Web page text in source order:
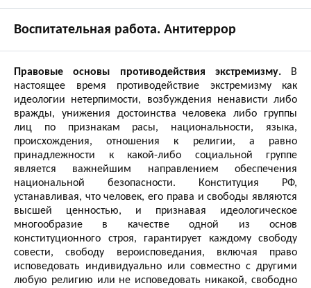
Воспитательная работа. Антитеррор
Правовые основы противодействия экстремизму.
В
настоящее время противодействие экстремизму как
идеологии нетерпимости, возбуждения ненависти либо
вражды, унижения достоинства человека либо группы
лиц по признакам расы, национальности, языка,
происхождения, отношения к религии, а равно
принадлежности к какой-либо социальной группе
является важнейшим направлением обеспечения
национальной безопасности. Конституция РФ,
устанавливая, что человек, его права и свободы являются
высшей ценностью, и признавая идеологическое
многообразие в качестве одной из основ
конституционного строя, гарантирует каждому свободу
совести, свободу вероисповедания, включая право
исповедовать индивидуально или совместно с другими
любую религию или не исповедовать никакой, свободно